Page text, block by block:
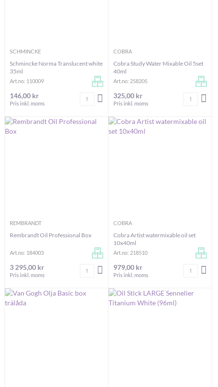
SCHMINCKE
Schmincke Norma Translucent white
35ml
Art.no: 110009
146,00 kr
Pris inkl. moms
Antal LÄGG I VARUKORGEN
COBRA
Cobra Study Water Mixable Oil 5set
40ml
Art.no: 258205
325,00 kr
Pris inkl. moms
Antal
REMBRANDT
Rembrandt Oil Professional Box
Art.no: 184003
3 295,00 kr
Pris inkl. moms
Antal LÄGG I VARUKORGEN
COBRA
Cobra Artist watermixable oil set
10x40ml
Art.no: 218510
979,00 kr
Pris inkl. moms
Antal